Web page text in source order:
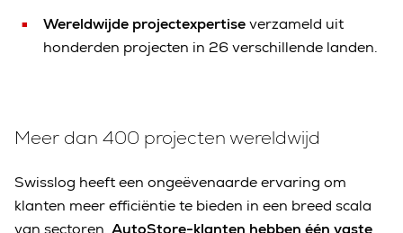
Wereldwijde projectexpertiseverzameld uit
honderden projecten in 26 verschillende landen.
Meer dan 400 projecten wereldwijd
Swisslog heeft een ongeëvenaarde ervaring om
klanten meer efficiëntie te bieden in een breed scala
van sectoren. AutoStore-klanten hebben één vaste